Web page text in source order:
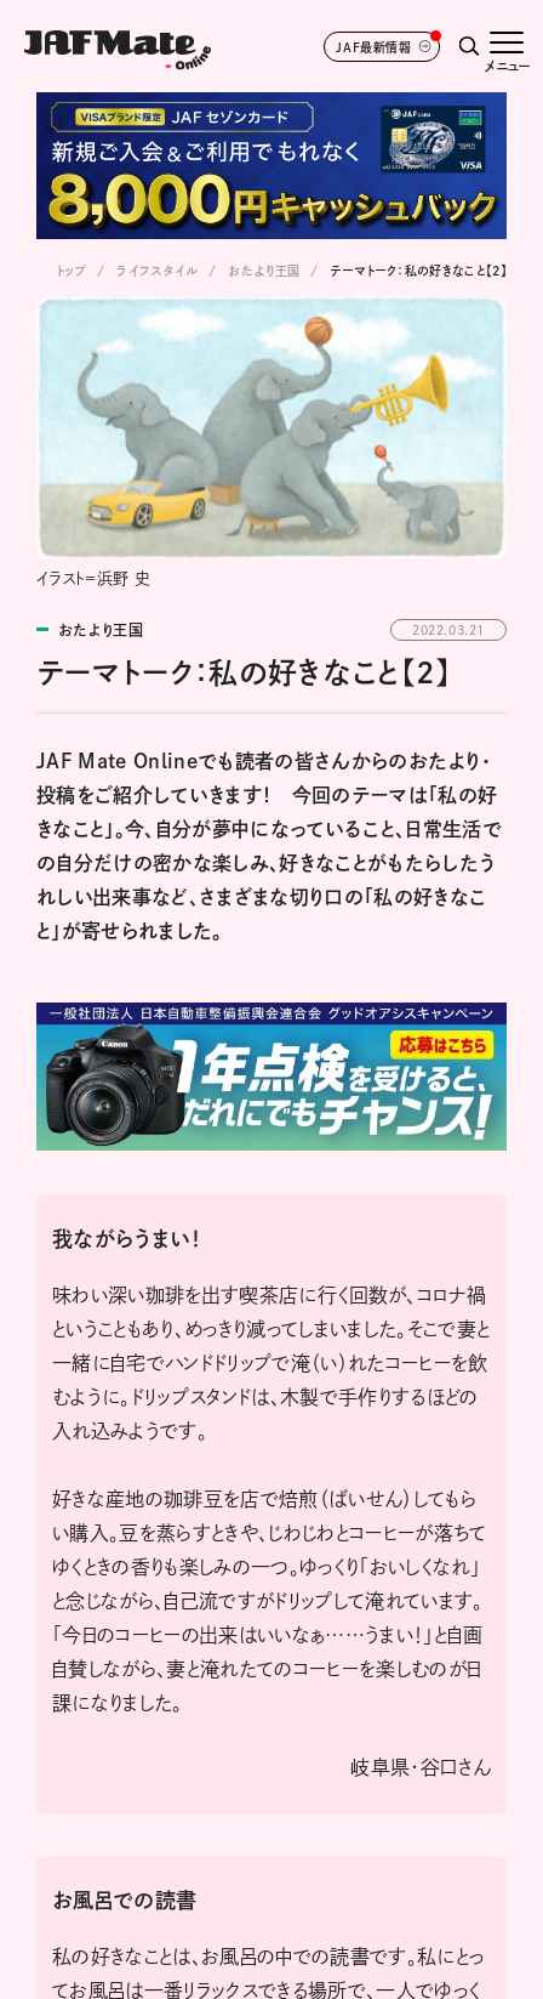
JAF最新情報
メニュー
トップ ライフスタイル おたより王国 テーマトーク：私の好きなこと【2】
イラスト＝浜野 史
おたより王国 2022.03.21
テーマトーク：私の好きなこと【2】
JAF Mate Onlineでも読者の皆さんからのおたより・
投稿をご紹介していきます！ 今回のテーマは「私の好
きなこと」。今、自分が夢中になっていること、日常生活で
の自分だけの密かな楽しみ、好きなことがもたらしたう
れしい出来事など、さまざまな切り口の「私の好きなこ
と」が寄せられました。
我ながらうまい！
味わい深い珈琲を出す喫茶店に行く回数が、コロナ禍
ということもあり、めっきり減ってしまいました。そこで妻と
一緒に自宅でハンドドリップで淹（い）れたコーヒーを飲
むように。ドリップスタンドは、木製で手作りするほどの
入れ込みようです。
好きな産地の珈琲豆を店で焙煎（ばいせん）してもら
い購入。豆を蒸らすときや、じわじわとコーヒーが落ちて
ゆくときの香りも楽しみの一つ。ゆっくり「おいしくなれ」
と念じながら、自己流ですがドリップして淹れています。
「今日のコーヒーの出来はいいなぁ……うまい！」と自画
自賛しながら、妻と淹れたてのコーヒーを楽しむのが日
課になりました。
岐阜県・谷口さん
お風呂での読書
私の好きなことは、お風呂の中での読書です。私にとっ
てお風呂は一番リラックスできる場所で、一人でゆっく